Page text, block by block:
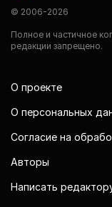
© 2006-2026
Полное и частичное
редакции запрещено.
О проекте
О персональных
Согласие на
Авторы
Написать